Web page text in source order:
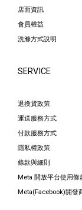
店面資訊
會員權益
洗滌方式說明
SERVICE
退換貨政策
運送服務方式
付款服務方式
隱私權政策
條款與細則
Meta 開放平台使用條
Meta(Facebook)開發